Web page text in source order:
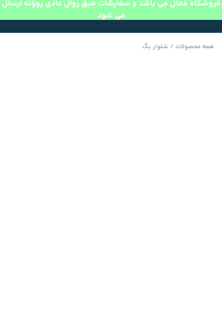
فروشگاه فعال می باشد و سفارشات طبق روال عادی روزانه ارسال
می شود
همه محصولات / شلوار بگ